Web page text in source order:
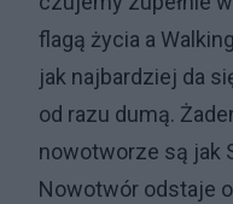
flagą życia a
jak najbardziej da
od razu dumą.
nowotworze są jak
Nowotwór odstaje